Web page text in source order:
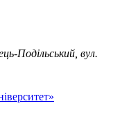
Подільський, вул.